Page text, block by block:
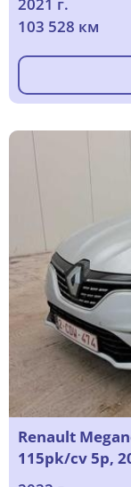
2021 г.
103 528 км
Renault
115pk/cv 5p,